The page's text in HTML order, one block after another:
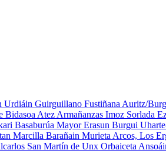
Urdiáin Guirguillano Fustiñana Auritz/
Bidasoa Atez Armañanzas Imoz Sorlada
Basaburúa MayorErasun Burgui
Marcilla Barañain Murieta Arcos, Los
San Martín de Unx Orbaiceta